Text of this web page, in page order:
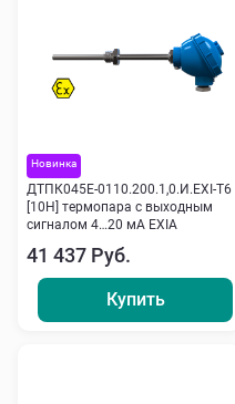
Новинка
ДТПК045Е-0110.200.1,0.И.ЕХI-Т6
[10Н] термопара с выходным
сигналом 4…20 мА EXIA
41 437 Руб.
Купить